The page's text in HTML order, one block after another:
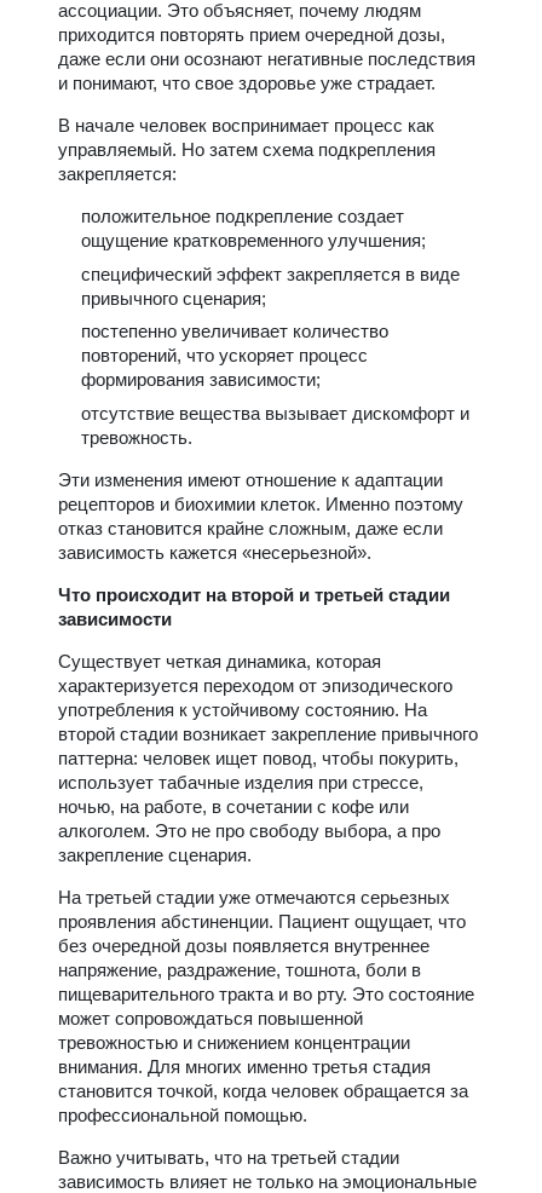
ассоциации. Это объясняет, почему людям
приходится повторять прием очередной дозы,
даже если они осознают негативные последствия
и понимают, что свое здоровье уже страдает.
В начале человек воспринимает процесс как
управляемый. Но затем схема подкрепления
закрепляется:
положительное подкрепление создает
ощущение кратковременного улучшения;
специфический эффект закрепляется в виде
привычного сценария;
постепенно увеличивает количество
повторений, что ускоряет процесс
формирования зависимости;
отсутствие вещества вызывает дискомфорт и
тревожность.
Эти изменения имеют отношение к адаптации
рецепторов и биохимии клеток. Именно поэтому
отказ становится крайне сложным, даже если
зависимость кажется «несерьезной».
Что происходит на второй и третьей стадии
зависимости
Существует четкая динамика, которая
характеризуется переходом от эпизодического
употребления к устойчивому состоянию. На
второй стадии возникает закрепление привычного
паттерна: человек ищет повод, чтобы покурить,
использует табачные изделия при стрессе,
ночью, на работе, в сочетании с кофе или
алкоголем. Это не про свободу выбора, а про
закрепление сценария.
На третьей стадии уже отмечаются серьезных
проявления абстиненции. Пациент ощущает, что
без очередной дозы появляется внутреннее
напряжение, раздражение, тошнота, боли в
пищеварительного тракта и во рту. Это состояние
может сопровождаться повышенной
тревожностью и снижением концентрации
внимания. Для многих именно третья стадия
становится точкой, когда человек обращается за
профессиональной помощью.
Важно учитывать, что на третьей стадии
зависимость влияет не только на эмоциональные